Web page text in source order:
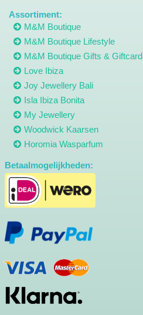
Assortiment:
M&M Boutique
M&M Boutique Lifestyle
M&M Boutique Gifts & Giftcard
Love Ibiza
Joy Jewellery Bali
Isla Ibiza Bonita
My Jewellery
Woodwick Kaarsen
Horomia Wasparfum
Betaalmogelijkheden: